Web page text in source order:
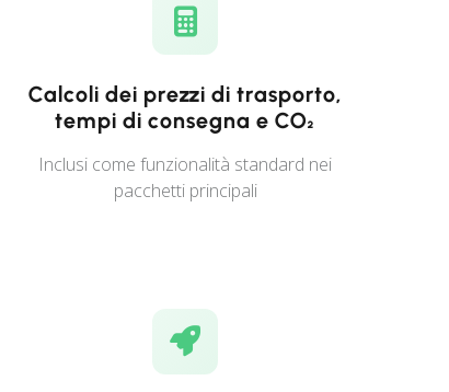
Calcoli dei prezzi di trasporto,
tempi di consegna e CO₂
Inclusi come funzionalità standard nei
pacchetti principali